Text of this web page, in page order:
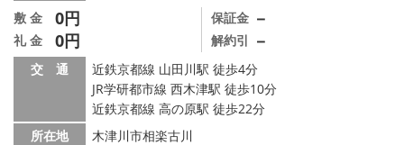
店舗情報·アクセス
会社概要
メールでお問い合わせ
敷 金 0円
礼 金 0円
保証金 －
解約引 －
交 通
近鉄京都線 山田川駅 徒歩4分
JR学研都市線 西木津駅 徒歩10分
近鉄京都線 高の原駅 徒歩22分
所在地
木津川市相楽古川